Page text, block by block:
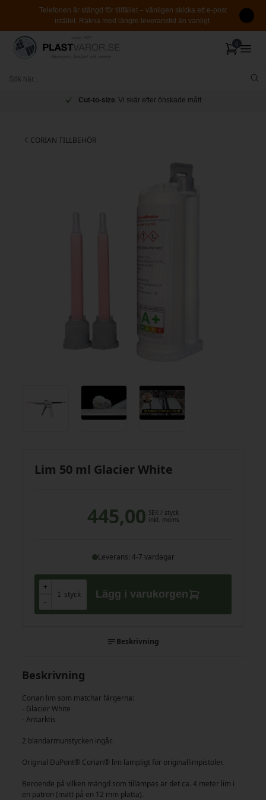
Telefonen är stängd för tillfället – vänligen skicka ett e-post
istället. Räkna med längre leveranstid än vanligt.
Cut-to-size Vi skär efter önskade mått
CORIAN TILLBEHÖR
Lim 50 ml Glacier White
445,00 SEK/ styck
inkl. moms
Leverans: 4-7 vardagar
+
-
styck
+
-
Lägg i varukorgen
Beskrivning
Beskrivning
Corian lim som matchar färgerna:
- Glacier White
- Antarktis
2 blandarmunstycken ingår.
Original DuPont® Corian® lim lämpligt för originallimpistoler.
Beroende på vilken mängd som tillämpas är det ca. 4 meter lim i
en patron (mätt på en 12 mm platta).